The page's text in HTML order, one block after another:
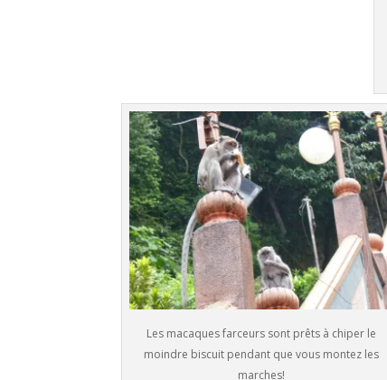
Les macaques farceurs sont prêts à chiper le
moindre biscuit pendant que vous montez les
marches!